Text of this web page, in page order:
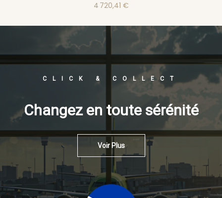
4 720,41 €
CLICK & COLLECT
Changez en toute sérénité
Voir Plus